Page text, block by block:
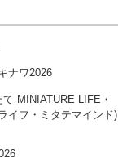
ナワ2026
MINIATURE LIFE・
イフ・ミタテマインド)